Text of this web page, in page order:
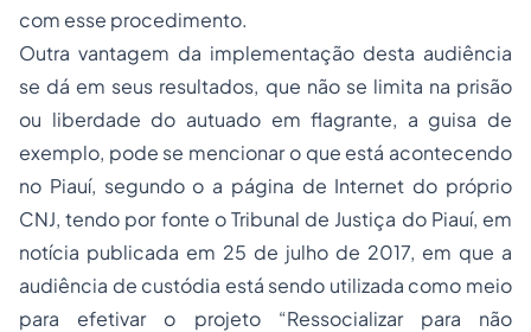
com esse procedimento.
Outra vantagem da implementação desta audiência
se dá em seus resultados, que não se limita na prisão
ou liberdade do autuado em flagrante, a guisa de
exemplo, pode se mencionar o que está acontecendo
no Piauí, segundo o a página de Internet do próprio
CNJ, tendo por fonte o Tribunal de Justiça do Piauí, em
notícia publicada em 25 de julho de 2017, em que a
audiência de custódia está sendo utilizada como meio
para efetivar o projeto “Ressocializar para não